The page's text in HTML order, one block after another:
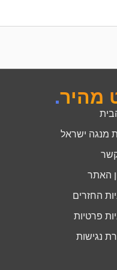
מהיר.
מנגה ישראל
האתר
החזרים
פרטיות
נגישות